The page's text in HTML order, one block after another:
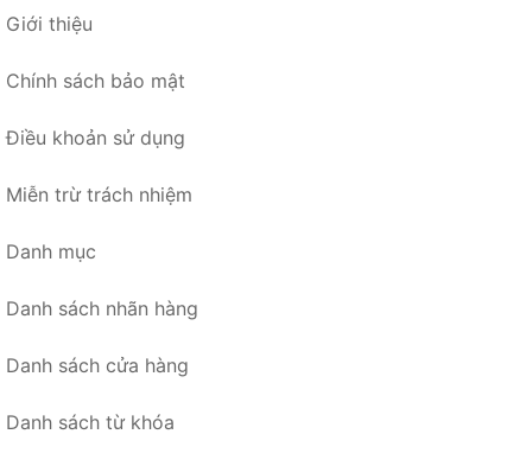
Giới thiệu
Chính sách bảo mật
Điều khoản sử dụng
Miễn trừ trách nhiệm
Danh mục
Danh sách nhãn hàng
Danh sách cửa hàng
Danh sách từ khóa